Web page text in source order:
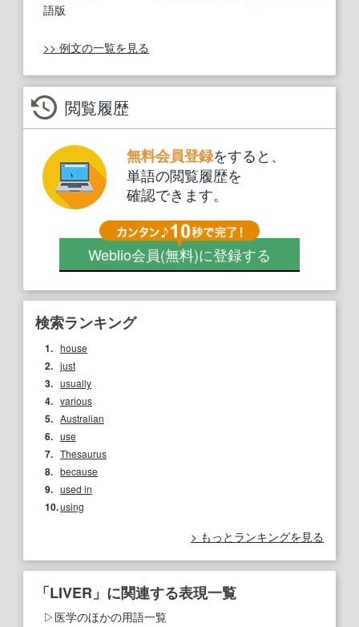
語版
>> 例文の一覧を見る
閲覧履歴
無料会員登録をすると、
単語の閲覧履歴を
確認できます。
Weblio会員(無料)に登録する
検索ランキング
1. house
2. just
3. usually
4. various
5. Australian
6. use
7. Thesaurus
8. because
9. used in
10.using
もっとランキングを見る
「LIVER」に関連する表現一覧
医学のほかの用語一覧